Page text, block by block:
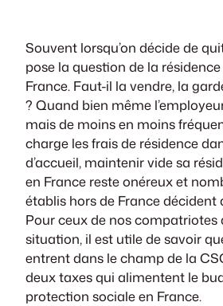
Souvent lorsqu’on décide de
pose la question de la
France. Faut-il la vendre, la
? Quand bien même
mais de moins en moins
charge les frais de résidence
d’accueil, maintenir vide sa
en France reste onéreux et
établis hors de France décident
Pour ceux de nos compatriotes
situation, il est utile de savoir
entrent dans le champ de la
deux taxes qui alimentent le
protection sociale en France.